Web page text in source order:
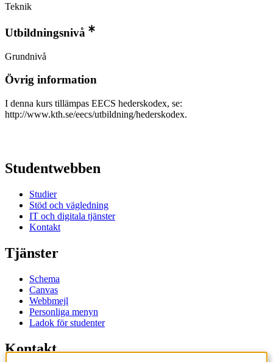
Teknik
Utbildningsnivå
Grundnivå
Övrig information
I denna kurs tillämpas EECS hederskodex, se:
http://www.kth.se/eecs/utbildning/hederskodex.
Studentwebben
Studier
Stöd och vägledning
IT och digitala tjänster
Kontakt
Tjänster
Schema
Canvas
Webbmejl
Personliga menyn
Ladok för studenter
Kontakt